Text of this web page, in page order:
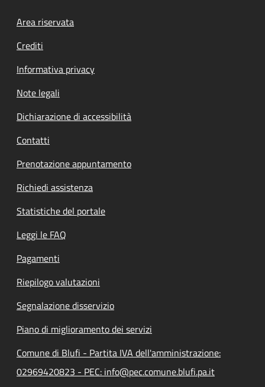
Footer menu
Area riservata
Crediti
Informativa privacy
Note legali
Dichiarazione di accessibilità
Contatti
Prenotazione appuntamento
Richiedi assistenza
Statistiche del portale
Leggi le FAQ
Pagamenti
Riepilogo valutazioni
Segnalazione disservizio
Piano di miglioramento dei servizi
Comune di Blufi - Partita IVA dell'amministrazione:
02969420823 - PEC: info@pec.comune.blufi.pa.it